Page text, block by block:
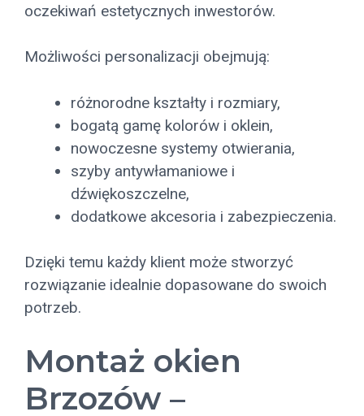
oczekiwań estetycznych inwestorów.
Możliwości personalizacji obejmują:
różnorodne kształty i rozmiary,
bogatą gamę kolorów i oklein,
nowoczesne systemy otwierania,
szyby antywłamaniowe i
dźwiękoszczelne,
dodatkowe akcesoria i zabezpieczenia.
Dzięki temu każdy klient może stworzyć
rozwiązanie idealnie dopasowane do swoich
potrzeb.
Montaż okien
Brzozów –